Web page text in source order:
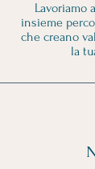
Lavoriamo
insieme
che creano
la